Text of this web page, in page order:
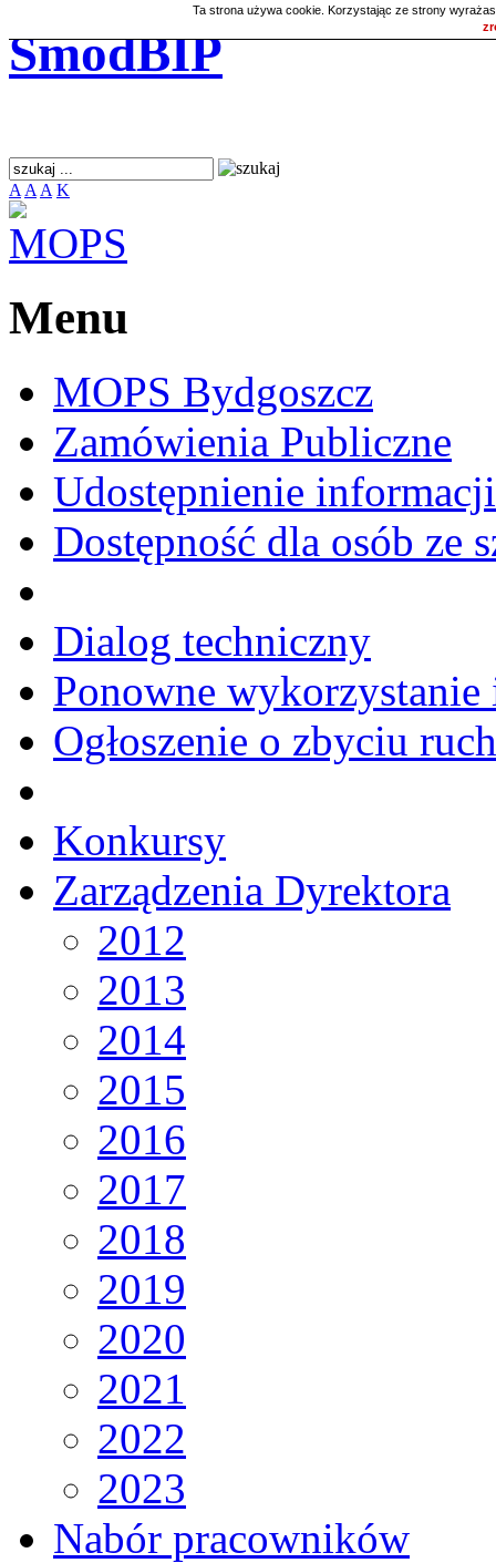
Ta strona używa cookie. Korzystając ze strony
SmodBIP
A A A K
Menu
MOPS Bydgoszcz
Zamówienia Publiczne
Udostępnienie
Dostępność dla osób ze
Dialog techniczny
Ponowne
Ogłoszenie o zbyciu
Konkursy
Zarządzenia Dyrektora
2012
2013
2014
2015
2016
2017
2018
2019
2020
2021
2022
2023
Nabór pracowników